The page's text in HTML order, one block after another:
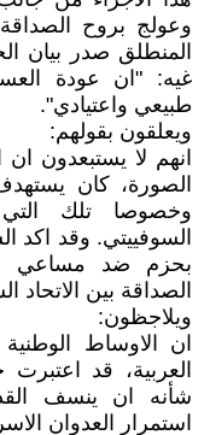
وعولج بروح
المنطلق صدر بيان
غيه: "ان عودة
طبيعي واعتيادي".
ويعلقون بقولهم:
انهم لا يستبعدون
الصورة، كان
وخصوصا تلك
السوفييتي. وقد
بحزم ضد مساعي
الصداقة بين الاتحاد
ويلاجظون:
ان الاوساط
العربية، قد
شأنه ان ينسف
استمرار العدوان